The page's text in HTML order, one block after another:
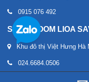
0915 076 492
SHOWROOM LIOA
Khu đô thị Việt Hưng Hà
024.6684.0506